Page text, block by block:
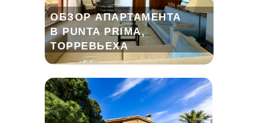
ОБЗОР АПАРТАМЕНТА
В PUNTA PRIMA,
ТОРРЕВЬЕХА